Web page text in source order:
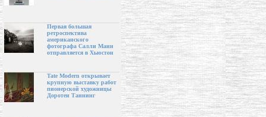
Первая большая
ретроспектива
американского
фотографа Салли Манн
отправляется в Хьюстон
Tate Modern открывает
крупную выставку работ
пионерской художницы
Доротеи Таннинг